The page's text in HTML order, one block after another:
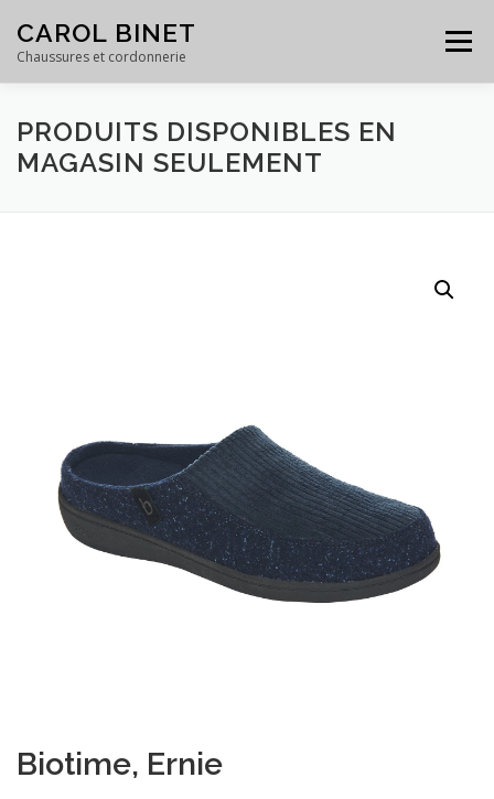
content
CAROL BINET
Chaussures et cordonnerie
Menu
ACCUEIL PRODUITS SERVICES GALERIE
PRODUITS DISPONIBLES EN
MAGASIN SEULEMENT
Biotime, Ernie